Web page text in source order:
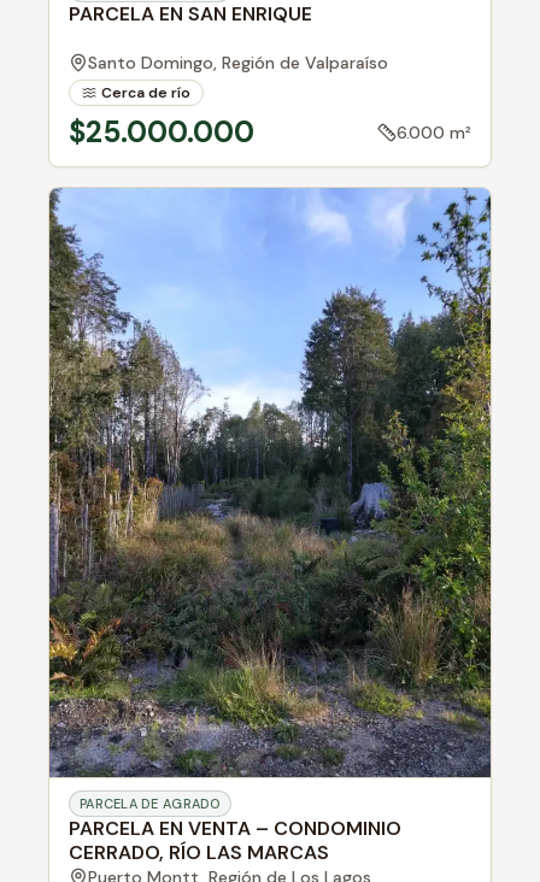
PARCELA EN SAN ENRIQUE
Santo Domingo, Región de Valparaíso
Cerca de río
$25.000.000 6.000 m²
PARCELA DE AGRADO
PARCELA EN VENTA – CONDOMINIO
CERRADO, RÍO LAS MARCAS
Puerto Montt, Región de Los Lagos